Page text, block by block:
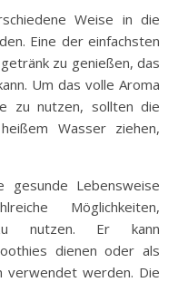
Weise in die
Eine der einfachsten
zu genießen, das
Um das volle Aroma
zu nutzen, sollten die
Wasser ziehen,
gesunde Lebensweise
Möglichkeiten,
nutzen. Er kann
dienen oder als
verwendet werden. Die